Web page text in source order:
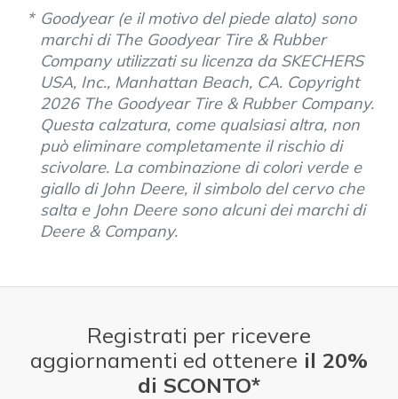
Goodyear (e il motivo del piede alato) sono
marchi di The Goodyear Tire & Rubber
Company utilizzati su licenza da SKECHERS
USA, Inc., Manhattan Beach, CA. Copyright
2026 The Goodyear Tire & Rubber Company.
Questa calzatura, come qualsiasi altra, non
può eliminare completamente il rischio di
scivolare. La combinazione di colori verde e
giallo di John Deere, il simbolo del cervo che
salta e John Deere sono alcuni dei marchi di
Deere & Company.
Registrati per ricevere
aggiornamenti ed ottenere il 20%
di SCONTO*